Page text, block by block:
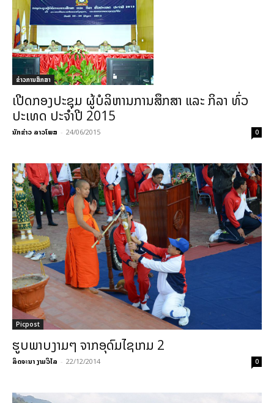
ຂ່າວການສຶກສາ
ເປີດກອງປະຊຸມ ຜູ້ບໍລິຫານການສຶກສາ ແລະ ກິລາ ທົ່ວ
ປະເທດ ປະຈໍາປີ 2015
ນັກຂ່າວ ລາວໂພສ - 24/06/2015 0
Picpost
ຮູບພາບງາມໆ ຈາກອຸດົມໄຊເກມ 2
ລິດຈະນາ ງາມວິໄລ - 22/12/2014 0